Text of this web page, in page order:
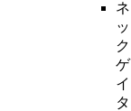
ネ
ッ
ク
ゲ
イ
タ